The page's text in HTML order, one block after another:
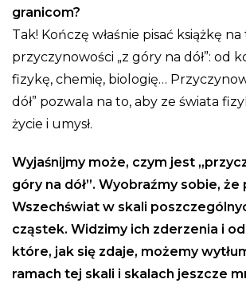
granicom?
Tak! Kończę właśnie pisać książkę
przyczynowości „z góry na dół”: od
fizykę, chemię, biologię…
dół” pozwala na to, aby ze świata
życie i umysł.
Wyjaśnijmy może, czym jest
góry na dół”. Wyobraźmy sobie, że
Wszechświat w skali
cząstek. Widzimy ich zderzenia i
które, jak się zdaje, możemy
ramach tej skali i skalach jeszcze